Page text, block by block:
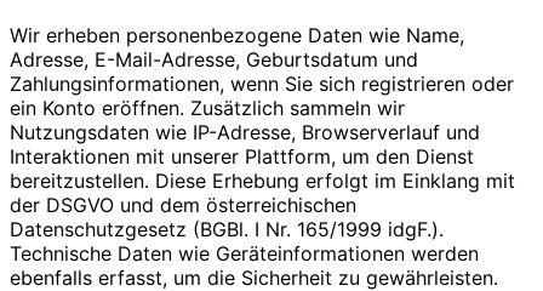
Wir erheben personenbezogene Daten wie Name,
Adresse, E-Mail-Adresse, Geburtsdatum und
Zahlungsinformationen, wenn Sie sich registrieren oder
ein Konto eröffnen. Zusätzlich sammeln wir
Nutzungsdaten wie IP-Adresse, Browserverlauf und
Interaktionen mit unserer Plattform, um den Dienst
bereitzustellen. Diese Erhebung erfolgt im Einklang mit
der DSGVO und dem österreichischen
Datenschutzgesetz (BGBl. I Nr. 165/1999 idgF.).
Technische Daten wie Geräteinformationen werden
ebenfalls erfasst, um die Sicherheit zu gewährleisten.